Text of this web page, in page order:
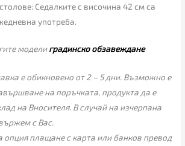
Седалките с височина 42 см са
употреба.
моделиградинско обзавеждане
е обикновено от 2 – 5 дни. Възможно е
на поръчката, продукта да е
на Вносителя. В случай на изчерпана
с Вас.
опция плащане с карта или банков превод